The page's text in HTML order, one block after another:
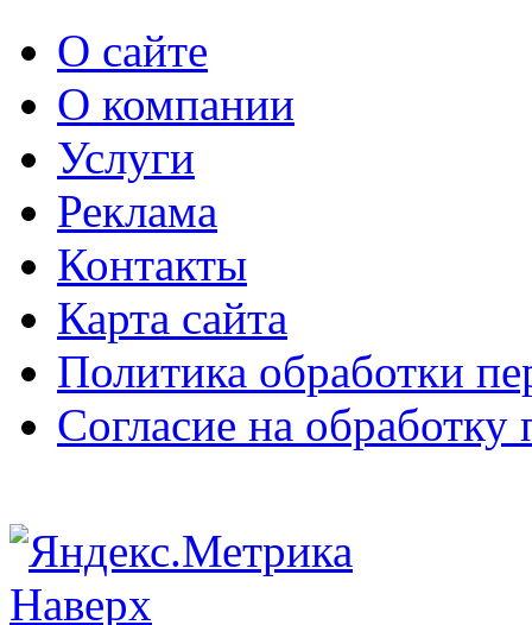
О сайте
О компании
Услуги
Реклама
Контакты
Карта сайта
Политика обработки
Согласие на
Наверх